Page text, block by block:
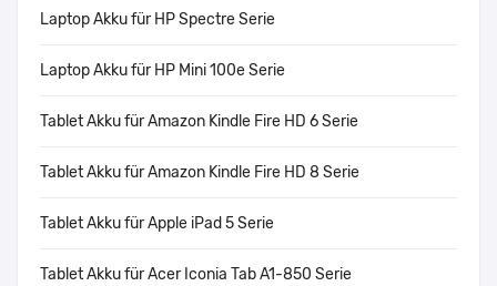
Laptop Akku für HP Spectre Serie
Laptop Akku für HP Mini 100e Serie
Tablet Akku für Amazon Kindle Fire HD 6 Serie
Tablet Akku für Amazon Kindle Fire HD 8 Serie
Tablet Akku für Apple iPad 5 Serie
Tablet Akku für Acer Iconia Tab A1-850 Serie